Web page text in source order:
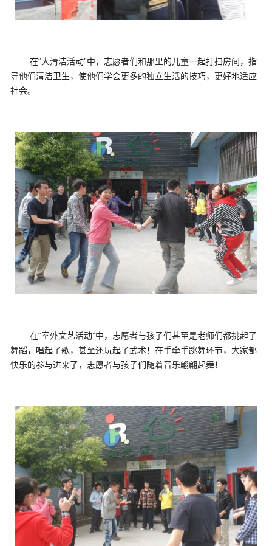
在“大清洁活动”中，志愿者们和那里的儿童一起打扫房间，指
导他们清洁卫生，使他们学会更多的独立生活的技巧，更好地适应
社会。
在“室外文艺活动”中，志愿者与孩子们甚至是老师们都挑起了
舞蹈，唱起了歌，甚至还玩起了武术！在手牵手跳舞环节，大家都
快乐的参与进来了，志愿者与孩子们随着音乐翩翩起舞！